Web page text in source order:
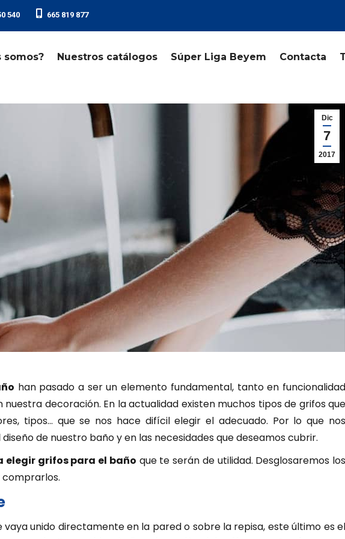
540 665 819 877
somos? Nuestros catálogos Súper Liga Beyem Contacta
Dic
7
2017
han pasado a ser un elemento fundamental, tanto en funcionalidad
nuestra decoración. En la actualidad existen muchos tipos de grifos que
tipos… que se nos hace difícil elegir el adecuado. Por lo que nos
de nuestro baño y en las necesidades que deseamos cubrir.
elegir grifos para el baño que te serán de utilidad. Desglosaremos los
vaya unido directamente en la pared o sobre la repisa, este último es el